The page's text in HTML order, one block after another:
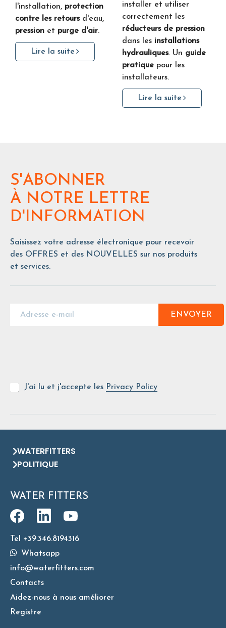
l'installation, protection
contre les retoursd'eau,
pression et purge d'air.
Lire la suite
installer et utiliser
correctement les
réducteurs de pression
dans les installations
hydrauliques. Un guide
pratique pour les
installateurs.
Lire la suite
S'ABONNER
À NOTRE LETTRE
D'INFORMATION
Saisissez votre adresse électronique pour recevoir
des OFFRES et des NOUVELLES sur nos produits
et services.
ENVOYER
J'ai lu et j'accepte les Privacy Policy
WATERFITTERS
POLITIQUE
WATER FITTERS
Tel +39.346.8194316
Whatsapp
info@waterfitters.com
Contacts
Aidez-nous à nous améliorer
Registre